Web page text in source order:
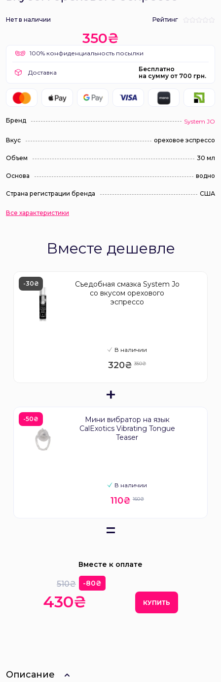
Нет в наличии Рейтинг
350₴
100% конфиденциальность посылки
Доставка
Бесплатно
на сумму от 700 грн.
Бренд System JO
Вкус ореховое эспрессо
Объем 30 мл
Основа водно
Страна регистрации бренда США
Все характеристики
Вместе дешевле
-30₴
Съедобная смазка System Jo
со вкусом орехового
эспрессо
В наличии
350₴
320₴
+
-50₴
Мини вибратор на язык
CalExotics Vibrating Tongue
Teaser
В наличии
160₴
110₴
=
Вместе к оплате
510₴ -80₴
430₴ КУПИТЬ
Описание